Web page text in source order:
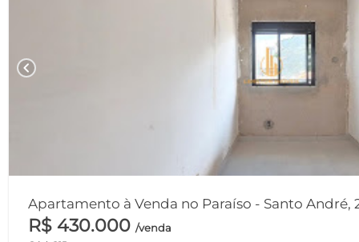
chevron_left
Apartamento à Venda no Paraíso - Santo André,
R$ 430.000 /venda